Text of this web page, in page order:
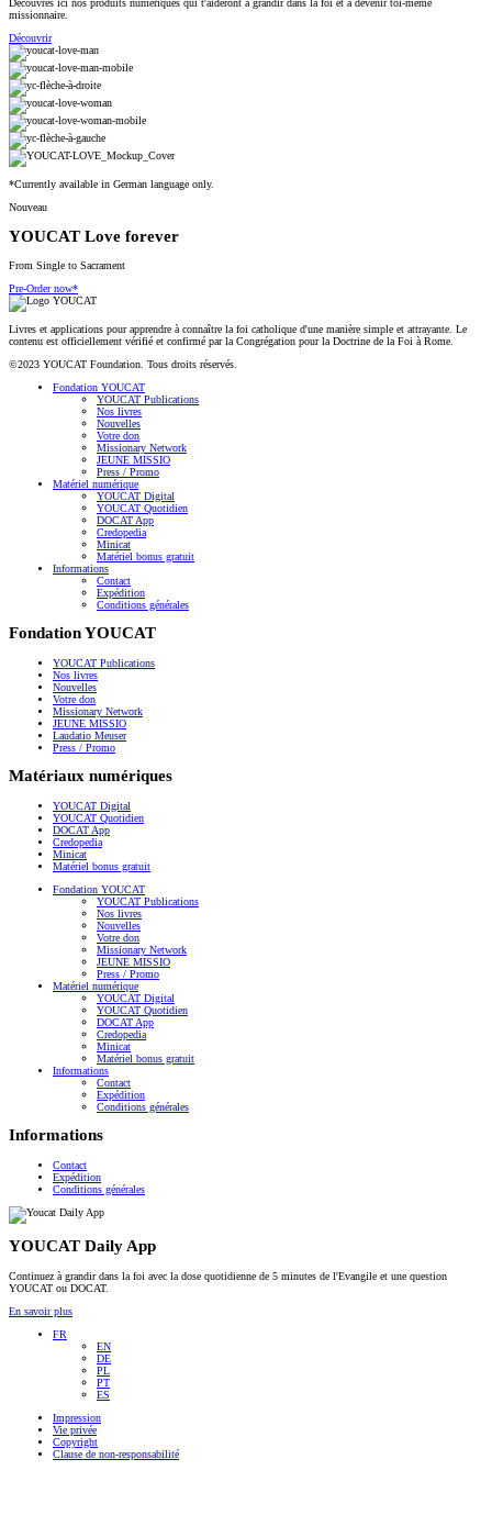
Découvres ici nos produits numériques qui t'aideront à grandir dans la foi et à devenir toi-même
missionnaire.
Découvrir
*Currently available in German language only.
Nouveau
YOUCAT Love forever
From Single to Sacrament
Pre-Order now*
Livres et applications pour apprendre à connaître la foi catholique d'une manière simple et attrayante. Le
contenu est officiellement vérifié et confirmé par la Congrégation pour la Doctrine de la Foi à Rome.
©2023 YOUCAT Foundation. Tous droits réservés.
Fondation YOUCAT
YOUCAT Publications
Nos livres
Nouvelles
Votre don
Missionary Network
JEUNE MISSIO
Press / Promo
Matériel numérique
YOUCAT Digital
YOUCAT Quotidien
DOCAT App
Credopedia
Minicat
Matériel bonus gratuit
Informations
Contact
Expédition
Conditions générales
Fondation YOUCAT
YOUCAT Publications
Nos livres
Nouvelles
Votre don
Missionary Network
JEUNE MISSIO
Laudatio Meuser
Press / Promo
Matériaux numériques
YOUCAT Digital
YOUCAT Quotidien
DOCAT App
Credopedia
Minicat
Matériel bonus gratuit
Fondation YOUCAT
YOUCAT Publications
Nos livres
Nouvelles
Votre don
Missionary Network
JEUNE MISSIO
Press / Promo
Matériel numérique
YOUCAT Digital
YOUCAT Quotidien
DOCAT App
Credopedia
Minicat
Matériel bonus gratuit
Informations
Contact
Expédition
Conditions générales
Informations
Contact
Expédition
Conditions générales
YOUCAT Daily App
Continuez à grandir dans la foi avec la dose quotidienne de 5 minutes de l'Evangile et une question
YOUCAT ou DOCAT.
En savoir plus
FR
EN
DE
PL
PT
ES
Impression
Vie privée
Copyright
Clause de non-responsabilité